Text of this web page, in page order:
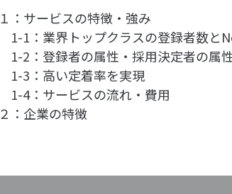
１：サービスの特徴・強み
1-1：業界トップクラスの登録者数と
1-2：登録者の属性・採用決定者の属
1-3：高い定着率を実現
1-4：サービスの流れ・費用
２：企業の特徴